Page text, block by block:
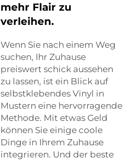
mehr Flair zu
verleihen.
Wenn Sie nach einem Weg
suchen, Ihr Zuhause
preiswert schick aussehen
zu lassen, ist ein Blick auf
selbstklebendes Vinyl in
Mustern eine hervorragende
Methode. Mit etwas Geld
können Sie einige coole
Dinge in Ihrem Zuhause
integrieren. Und der beste